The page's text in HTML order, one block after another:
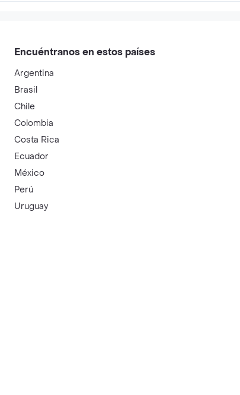
Encuéntranos en estos países
Argentina
Brasil
Chile
Colombia
Costa Rica
Ecuador
México
Perú
Uruguay